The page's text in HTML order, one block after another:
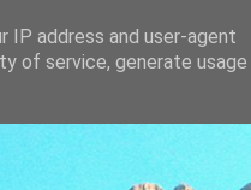
IP address and user-agent
of service, generate usage